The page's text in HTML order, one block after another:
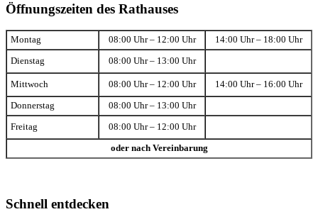
Öffnungszeiten des Rathauses
Montag 08:00 Uhr – 12:00 Uhr 14:00 Uhr – 18:00 Uhr
Dienstag 08:00 Uhr – 13:00 Uhr
Mittwoch 08:00 Uhr – 12:00 Uhr 14:00 Uhr – 16:00 Uhr
Donnerstag 08:00 Uhr – 13:00 Uhr
Freitag 08:00 Uhr – 12:00 Uhr
oder nach Vereinbarung
Schnell entdecken